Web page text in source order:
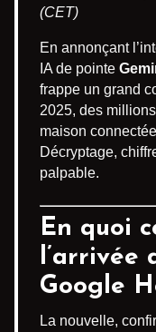
(CET)
En annonçant
IA de pointe
frappe un grand
2025, des
maison
Décryptage,
palpable.
En quoi
l’arrivée
Google
La nouvelle,